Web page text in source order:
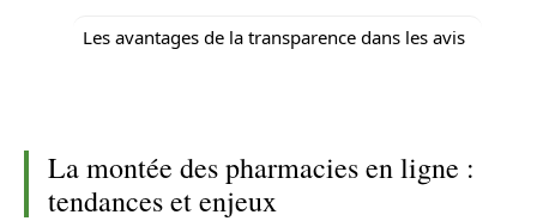
Les avantages de la transparence dans les avis
La montée des pharmacies en ligne :
tendances et enjeux